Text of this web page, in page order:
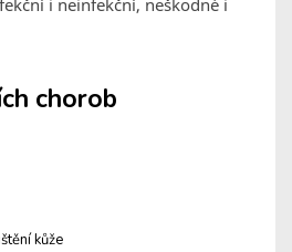
i neinfekční, neškodné i
chorob
kůže